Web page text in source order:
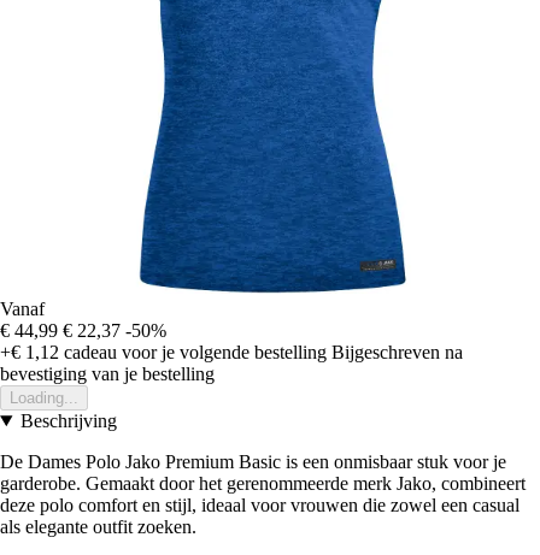
Vanaf
€ 44,99 € 22,37 -50%
+€ 1,12 cadeau voor je volgende bestelling Bijgeschreven na
bevestiging van je bestelling
Loading...
Beschrijving
De Dames Polo Jako Premium Basic is een onmisbaar stuk voor je
garderobe. Gemaakt door het gerenommeerde merk Jako, combineert
deze polo comfort en stijl, ideaal voor vrouwen die zowel een casual
als elegante outfit zoeken.